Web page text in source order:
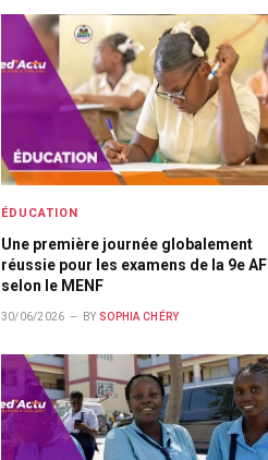
ÉDUCATION
Une première journée globalement
réussie pour les examens de la 9e AF
selon le MENF
30/06/2026 BY SOPHIA CHÉRY